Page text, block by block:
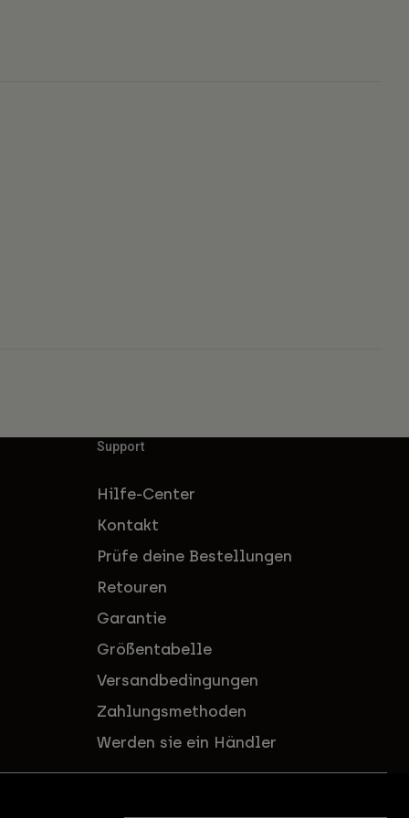
Support
Hilfe-Center
Kontakt
Prüfe deine Bestellungen
Retouren
Garantie
Größentabelle
Versandbedingungen
Zahlungsmethoden
Werden sie ein Händler